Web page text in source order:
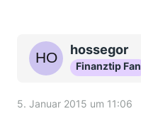
hossegor
Finanztip Fan
5. Januar 2015 um 11:06